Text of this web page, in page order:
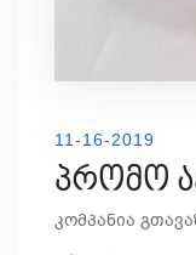
11-16-2019
პრომო
კომპანია